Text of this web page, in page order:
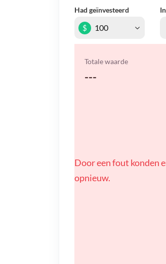
Had geïnvesteerd In
$
Totale waarde
---
Door een fout konden
opnieuw.